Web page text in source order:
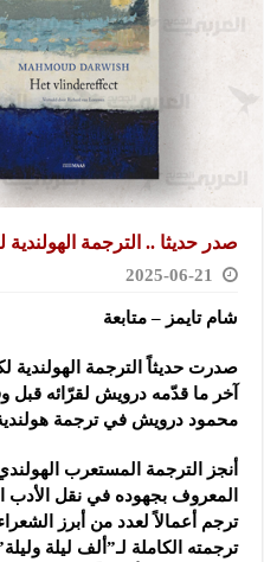
صدر حديثا .. الترجمة الهولندية
2025-06-21
شام تايمز – متابعة
صدرت حديثاً الترجمة الهولندية
آخر ما قدّمه درويش لقرّائه قبل
محمود درويش في ترجمة
أنجز الترجمة المستعرب
المعروف بجهوده في نقل الأدب
ترجم أعمالاً لعدد من أبرز
ترجمته الكاملة لـ”ألف ليلة